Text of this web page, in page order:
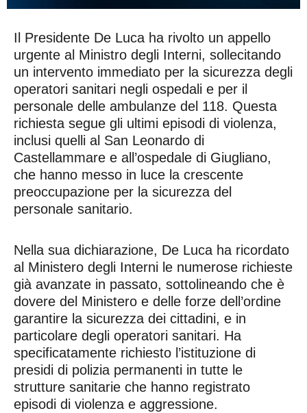
Il Presidente De Luca ha rivolto un appello
urgente al Ministro degli Interni, sollecitando
un intervento immediato per la sicurezza degli
operatori sanitari negli ospedali e per il
personale delle ambulanze del 118. Questa
richiesta segue gli ultimi episodi di violenza,
inclusi quelli al San Leonardo di
Castellammare e all’ospedale di Giugliano,
che hanno messo in luce la crescente
preoccupazione per la sicurezza del
personale sanitario.
Nella sua dichiarazione, De Luca ha ricordato
al Ministero degli Interni le numerose richieste
già avanzate in passato, sottolineando che è
dovere del Ministero e delle forze dell’ordine
garantire la sicurezza dei cittadini, e in
particolare degli operatori sanitari. Ha
specificatamente richiesto l’istituzione di
presidi di polizia permanenti in tutte le
strutture sanitarie che hanno registrato
episodi di violenza e aggressione.